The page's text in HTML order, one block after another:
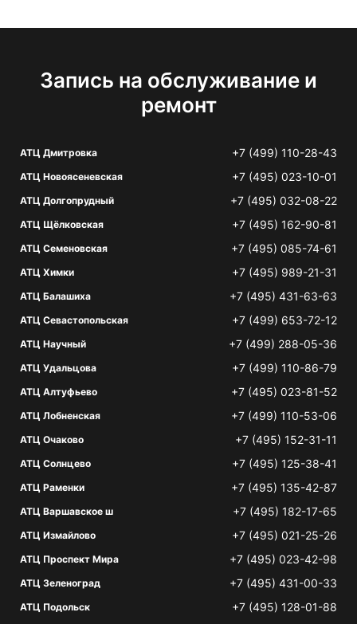
Запись на обслуживание и
ремонт
АТЦ Дмитровка +7 (499) 110-28-43
АТЦ Новоясеневская +7 (495) 023-10-01
АТЦ Долгопрудный +7 (495) 032-08-22
АТЦ Щёлковская +7 (495) 162-90-81
АТЦ Семеновская +7 (495) 085-74-61
АТЦ Химки +7 (495) 989-21-31
АТЦ Балашиха +7 (495) 431-63-63
АТЦ Севастопольская +7 (499) 653-72-12
АТЦ Научный +7 (499) 288-05-36
АТЦ Удальцова +7 (499) 110-86-79
АТЦ Алтуфьево +7 (495) 023-81-52
АТЦ Лобненская +7 (499) 110-53-06
АТЦ Очаково +7 (495) 152-31-11
АТЦ Солнцево +7 (495) 125-38-41
АТЦ Раменки +7 (495) 135-42-87
АТЦ Варшавское ш +7 (495) 182-17-65
АТЦ Измайлово +7 (495) 021-25-26
АТЦ Проспект Мира +7 (495) 023-42-98
АТЦ Зеленоград +7 (495) 431-00-33
АТЦ Подольск +7 (495) 128-01-88